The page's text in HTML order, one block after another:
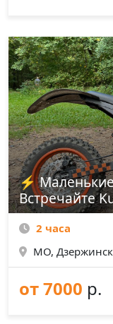
⚡
Встречайте
2 часа
МО,
от 7000 р.